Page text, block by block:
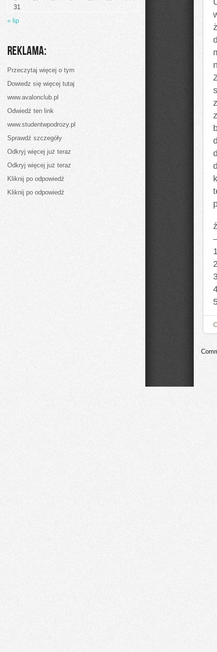
31
« lip
Reklama:
Przeczytaj więcej o tym
Dowiedz się więcej tutaj
www.avalonclub.pl
Odwiedź ten link
www.studentwpodrozy.pl
Sprawdź szczegóły
Odkryj więcej już teraz
Odkryj więcej już teraz
Kliknij po odpowiedź
Kliknij po odpowiedź